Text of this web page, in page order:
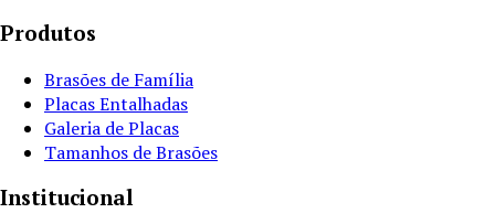
Produtos
Brasões de Família
Placas Entalhadas
Galeria de Placas
Tamanhos de Brasões
Institucional